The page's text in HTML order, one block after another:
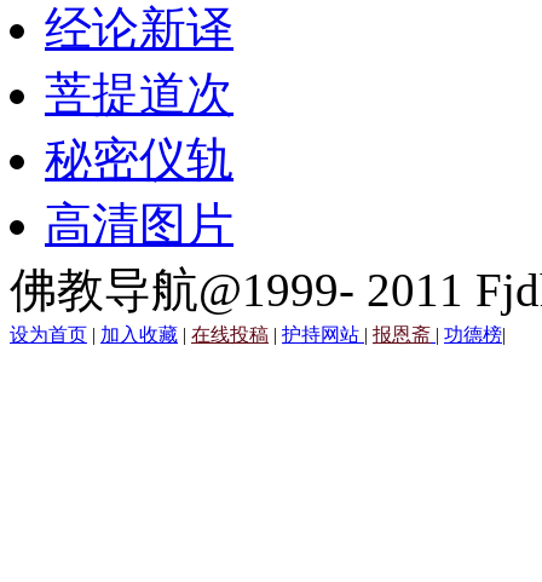
经论新译
菩提道次
秘密仪轨
高清图片
佛教导航@1999- 2011
设为首页 | 加入收藏 | 在线投稿 | 护持网站 | 报恩斋 | 功德榜|